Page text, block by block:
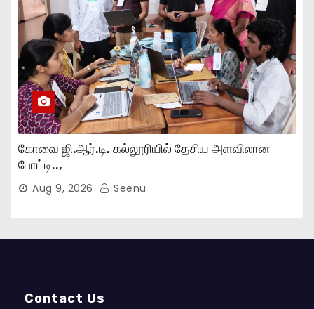
கோவை ஜி.ஆர்.டி. கல்லூரியில் தேசிய அளவிலான
போட்டி..,
Aug 9, 2026 Seenu
Contact Us